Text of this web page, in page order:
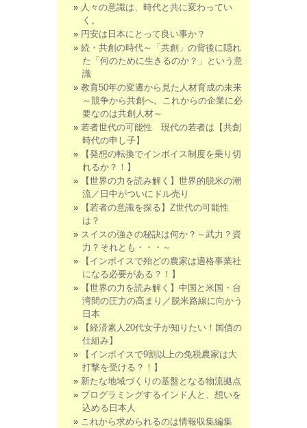
人々の意識は、時代と共に変わってい
く。
円安は日本にとって良い事か？
続・共創の時代～「共創」の背後に隠れ
た「何のために生きるのか？」という意
識
教育50年の変遷から見た人材育成の未来
～競争から共創へ。これからの企業に必
要なのは共創人材～
若者世代の可能性 現代の若者は【共創
時代の申し子】
【発想の転換でインボイス制度を乗り切
れるか？！】
【世界の力を読み解く】世界的脱米の潮
流／日中がついにドル売り
【若者の意識を探る】Z世代の可能性
は？
スイスの強さの秘訣は何か？～武力？資
力？それとも・・・～
【インボイスで殆どの農家は適格事業社
になる必要がある？！】
【世界の力を読み解く】中国と米国・台
湾間の圧力の高まり／脱米路線に向かう
日本
【経済素人20代女子が知りたい！国債の
仕組み】
【インボイスで9割以上の免税農家は大
打撃を受ける？！】
新たな地域づくりの基盤となる物流拠点
プログラミングするインド人と、想いを
込める日本人
これから求められるのは情報収集編集